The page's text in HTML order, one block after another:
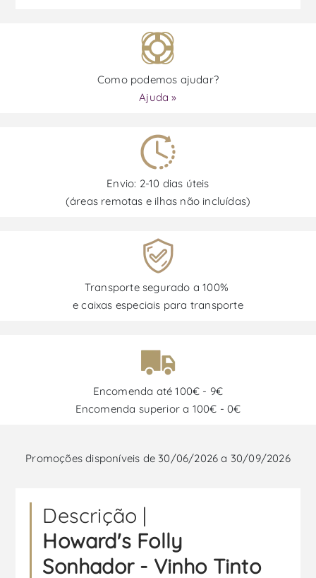
Como podemos ajudar?
Ajuda »
Envio: 2-10 dias úteis
(áreas remotas e ilhas não incluídas)
Transporte segurado a 100%
e caixas especiais para transporte
Encomenda até 100€ - 9€
Encomenda superior a 100€ - 0€
Promoções disponíveis de 30/06/2026 a 30/09/2026
Descrição |
Howard's Folly
Sonhador - Vinho Tinto